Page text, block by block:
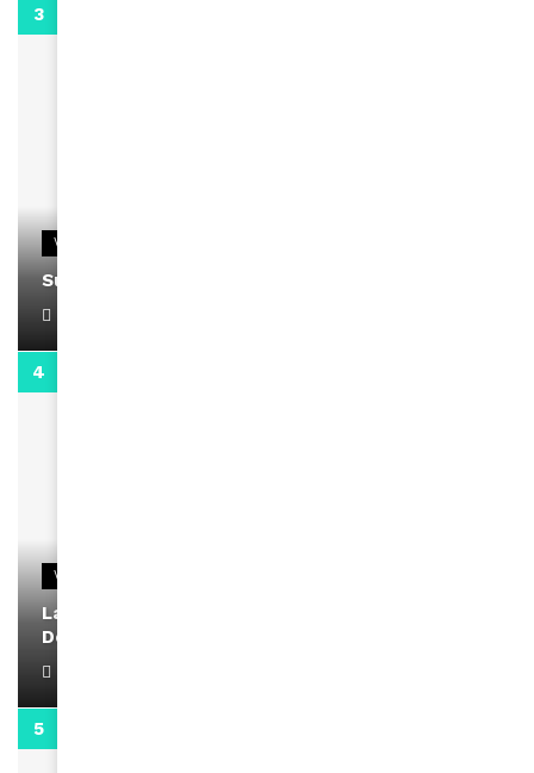
VIDEOS
Support Black Business Wee-kend
VIDEOS
La rubrique santé speciale coronavirus du
Docteur Makanda